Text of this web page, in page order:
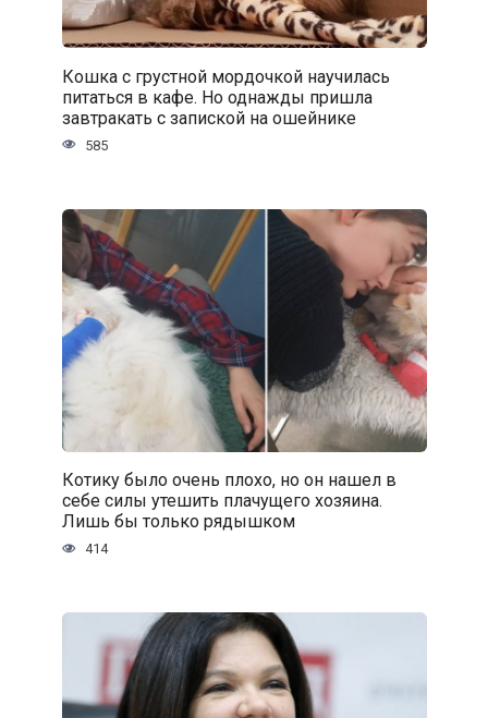
Кошка с грустной мордочкой научилась
питаться в кафе. Но однажды пришла
завтракать с запиской на ошейнике
585
Котику было очень плохо, но он нашел в
себе силы утешить плачущего хозяина.
Лишь бы только рядышком
414